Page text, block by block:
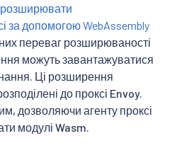
розширювати
за допомогою WebAssembly
переваг розширюваності
можуть завантажуватися
Ці розширення
до проксі Envoy.
дозволяючи агенту проксі
модулі Wasm.